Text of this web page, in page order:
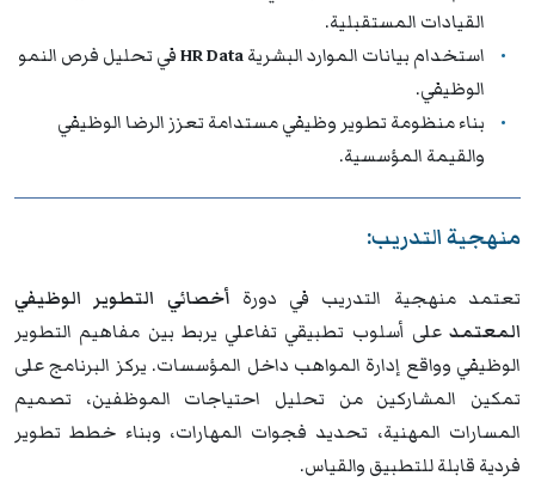
القيادات المستقبلية.
استخدام بيانات الموارد البشريةHR Dataفي تحليل فرص النمو
الوظيفي.
بناء منظومة تطوير وظيفي مستدامة تعزز الرضا الوظيفي
والقيمة المؤسسية.
منهجية التدريب:
تعتمد منهجية التدريب في دورة أخصائي التطوير الوظيفي
المعتمد على أسلوب تطبيقي تفاعلي يربط بين مفاهيم التطوير
الوظيفي وواقع إدارة المواهب داخل المؤسسات. يركز البرنامج على
تمكين المشاركين من تحليل احتياجات الموظفين، تصميم
المسارات المهنية، تحديد فجوات المهارات، وبناء خطط تطوير
فردية قابلة للتطبيق والقياس.